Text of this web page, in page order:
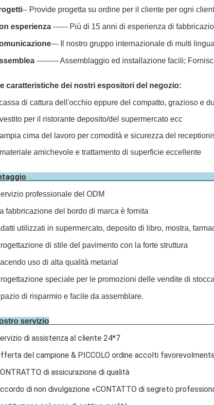
-- Provide progetta su ordine per il cliente per ogni
esperienza ------ Più di 15 anni di esperienza di
--- Il nostro gruppo internazionale di multi
--------- Assemblaggio ed installazione facili;
caratteristiche dei nostri espositori del negozio:
di cattura dell'occhio eppure del compatto, grazioso e
per il ristorante deposito/del supermercato ecc
cima del lavoro per comodità e sicurezza del
amichevole e trattamento di superficie eccellente
professionale del ODM
fabbricazione del bordo di marca è fornita
utilizzati in supermercato, deposito di libro, mostra,
di stile del pavimento con la forte struttura
uso di alta qualità metarial
speciale per le promozioni delle vendite di
di risparmio e facile da assemblare.
servizio
di assistenza al cliente 24*7
del campione & PICCOLO ordine accolti
di assicurazione di qualità
di non divulgazione «CONTATTO di segreto